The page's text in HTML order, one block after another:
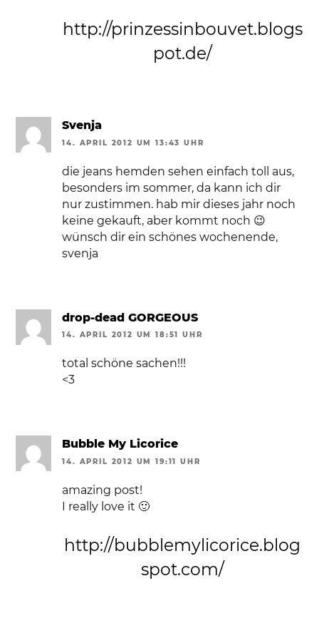
http://prinzessinbouvet.blogs
pot.de/
Svenja
14. APRIL 2012 UM 13:43 UHR
die jeans hemden sehen einfach toll aus,
besonders im sommer, da kann ich dir
nur zustimmen. hab mir dieses jahr noch
keine gekauft, aber kommt noch 😉
wünsch dir ein schönes wochenende,
svenja
drop-dead GORGEOUS
14. APRIL 2012 UM 18:51 UHR
total schöne sachen!!!
<3
Bubble My Licorice
14. APRIL 2012 UM 19:11 UHR
amazing post!
I really love it 🙂
http://bubblemylicorice.blog
spot.com/